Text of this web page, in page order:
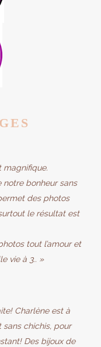
magnifique.
notre bonheur sans
des photos
le résultat est
tout l’amour et
vie à 3.. »
Charlène est à
sans chichis, pour
Des bijoux de